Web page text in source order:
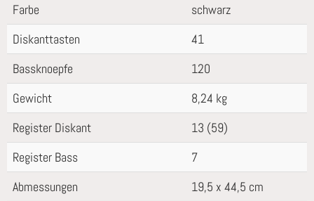
Farbe
schwarz
Diskanttasten
41
Bassknoepfe
120
Gewicht
8,24 kg
Register Diskant
13 (59)
Register Bass
7
Abmessungen
19,5 x 44,5 cm